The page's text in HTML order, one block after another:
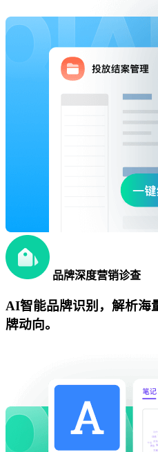
品牌深度营销诊查
AI智能品牌识别，解析海
牌动向。